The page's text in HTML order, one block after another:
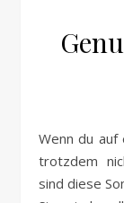
Wenn du auf
trotzdem
sind diese